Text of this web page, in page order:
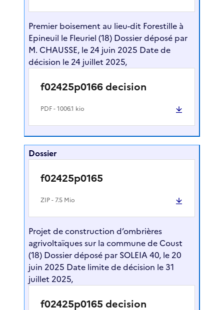
Premier boisement au lieu-dit Forestille à
Epineuil le Fleuriel (18) Dossier déposé par
M. CHAUSSE, le 24 juin 2025 Date de
décision le 24 juillet 2025,
f02425p0166 decision
PDF- 1006.1 kio
Dossier
f02425p0165
ZIP- 7.5 Mio
Projet de construction d’ombrières
agrivoltaïques sur la commune de Coust
(18) Dossier déposé par SOLEIA 40, le 20
juin 2025 Date limite de décision le 31
juillet 2025,
f02425p0165 decision